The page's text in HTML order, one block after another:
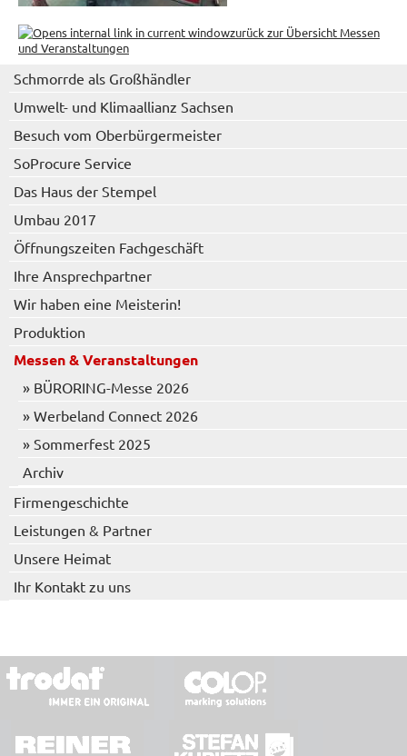
zurück zur Übersicht Messen
und Veranstaltungen
Schmorrde als Großhändler
Umwelt- und Klimaallianz Sachsen
Besuch vom Oberbürgermeister
SoProcure Service
Das Haus der Stempel
Umbau 2017
Öffnungszeiten Fachgeschäft
Ihre Ansprechpartner
Wir haben eine Meisterin!
Produktion
Messen & Veranstaltungen
» BÜRORING-Messe 2026
» Werbeland Connect 2026
» Sommerfest 2025
Archiv
Firmengeschichte
Leistungen & Partner
Unsere Heimat
Ihr Kontakt zu uns